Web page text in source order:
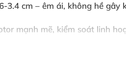
3.4 cm – êm ái, không hề gây
mạnh mẽ, kiểm soát linh